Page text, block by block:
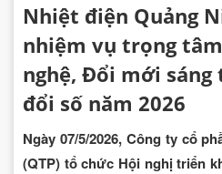
Nhiệt điện Quảng
nhiệm vụ trọng
nghệ, Đổi mới sáng
đổi số năm 2026
Ngày 07/5/2026, Công ty cổ
(QTP) tổ chức Hội nghị triển